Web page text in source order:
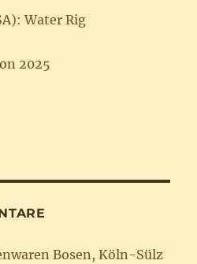
Water Rig
2025
Bosen, Köln-Sülz